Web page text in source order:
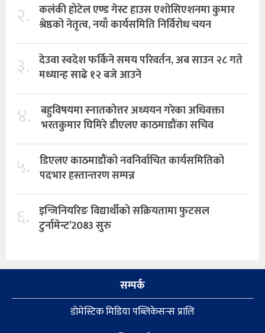
२. कलंकी होटेल एण्ड गेस्ट हाउस एशोसिएशनमा कुमार
श्रेष्ठको नेतृत्व, नयाँ कार्यसमिति निर्विरोध चयन
३. देउवा स्वदेश फर्किने समय परिवर्तन, अब साउन २८ गते
मध्यान्ह साढे १२ बजे आउने
४. बहुविषयमा स्नातकोत्तर अध्ययन गरेका अधिवक्ता
भरतकुमार घिमिरे डीएलए काठमाडौंका सचिव
५. डिएलए काठमाडौंको नवनिर्वाचित कार्यसमितिको
पदभार हस्तान्तरण सम्पन्न
६. इन्जिनियरिङ विद्यार्थीको सक्रियतामा फुटसल
टुर्नामेन्ट’2083 सुरु
सम्पर्क
डाेमेस्टिक मिडिया पब्लिकेसन्स प्रालि